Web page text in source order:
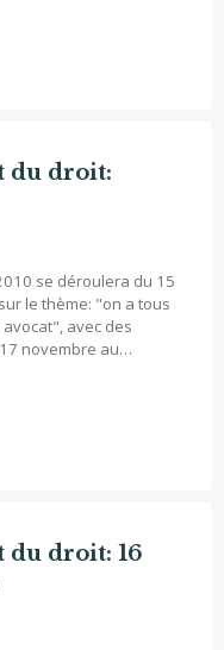
du droit:
se déroulera du 15
le thème: "on a tous
avec des
novembre au
du droit: 16